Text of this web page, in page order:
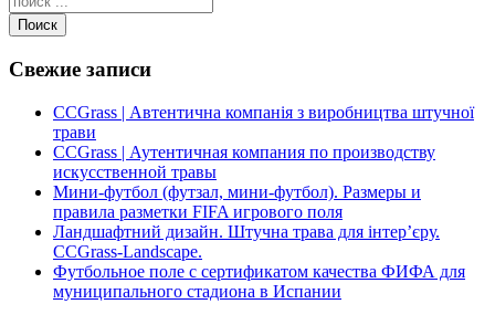
Поиск
Свежие записи
CCGrass | Автентична компанія з виробництва штучної
трави
CCGrass | Аутентичная компания по производству
искусственной травы
Мини-футбол (футзал, мини-футбол). Размеры и
правила разметки FIFA игрового поля
Ландшафтний дизайн. Штучна трава для інтер’єру.
CCGrass-Landscape.
Футбольное поле с сертификатом качества ФИФА для
муниципального стадиона в Испании